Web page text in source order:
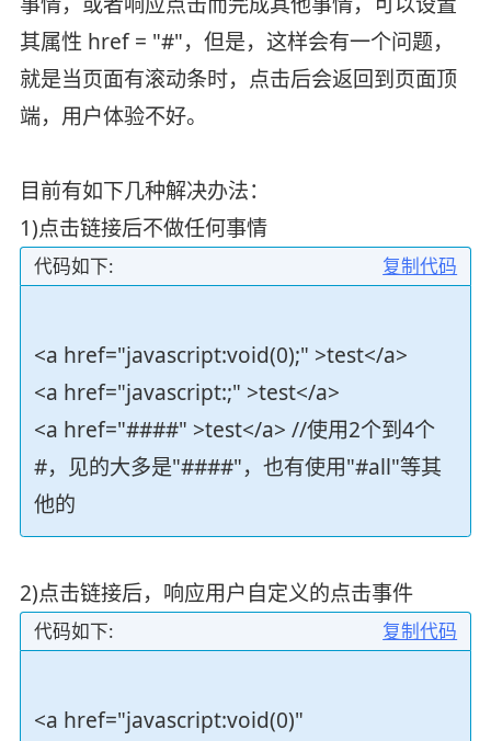
其属性 href = "#"，但是，这样会有一个问题，
就是当页面有滚动条时，点击后会返回到页面顶
端，用户体验不好。
目前有如下几种解决办法：
1)点击链接后不做任何事情
复制代码
代码如下:
<a href="javascript:void(0);" >test</a>
<a href="javascript:;" >test</a>
<a href="####" >test</a> //使用2个到4个
#，见的大多是"####"，也有使用"#all"等其
他的
2)点击链接后，响应用户自定义的点击事件
复制代码
代码如下:
<a href="javascript:void(0)"